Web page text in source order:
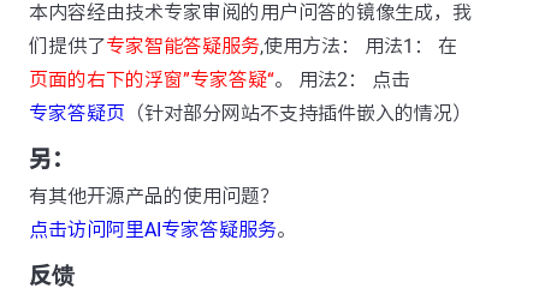
本内容经由技术专家审阅的用户问答的镜像生成，我
们提供了专家智能答疑服务,使用方法： 用法1： 在
页面的右下的浮窗”专家答疑“。 用法2： 点击
专家答疑页 （针对部分网站不支持插件嵌入的情况）
另：
有其他开源产品的使用问题？
点击访问阿里AI专家答疑服务。
反馈